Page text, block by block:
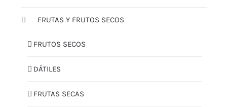
FRUTAS Y FRUTOS SECOS
FRUTOS SECOS
DÁTILES
FRUTAS SECAS